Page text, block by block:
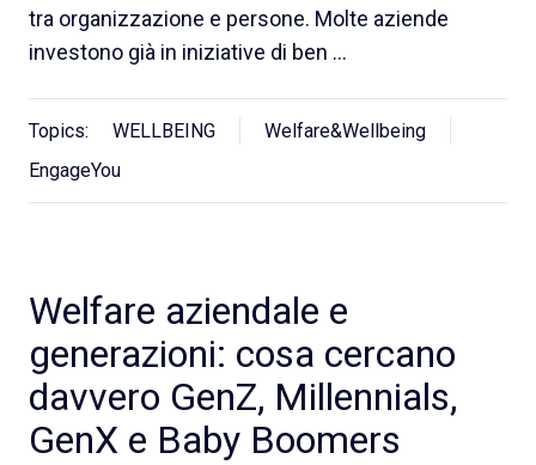
tra organizzazione e persone. Molte aziende
investono già in iniziative di ben …
Topics: WELLBEING
Welfare&Wellbeing
EngageYou
Welfare aziendale e
generazioni: cosa cercano
davvero GenZ, Millennials,
GenX e Baby Boomers